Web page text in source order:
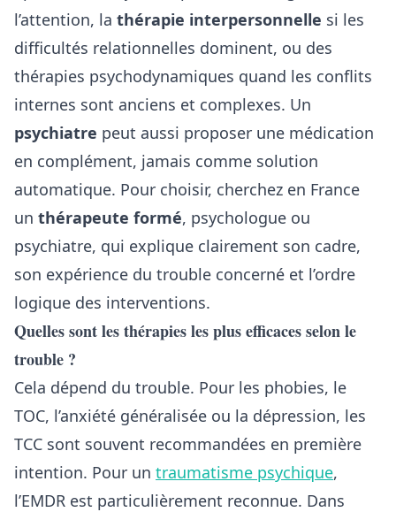
l’attention, la thérapie interpersonnelle si les
difficultés relationnelles dominent, ou des
thérapies psychodynamiques quand les conflits
internes sont anciens et complexes. Un
psychiatre peut aussi proposer une médication
en complément, jamais comme solution
automatique. Pour choisir, cherchez en France
un thérapeute formé, psychologue ou
psychiatre, qui explique clairement son cadre,
son expérience du trouble concerné et l’ordre
logique des interventions.
Quelles sont les thérapies les plus efficaces selon le
trouble ?
Cela dépend du trouble. Pour les phobies, le
TOC, l’anxiété généralisée ou la dépression, les
TCC sont souvent recommandées en première
intention. Pour un traumatisme psychique,
l’EMDR est particulièrement reconnue. Dans